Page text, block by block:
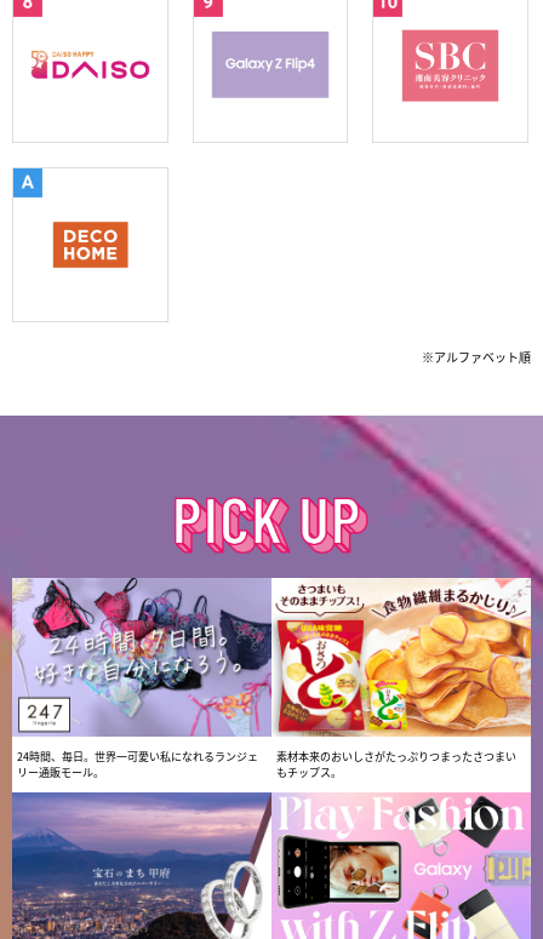
※アルファベット順
24時間、毎日。世界一可愛い私になれるランジェ
リー通販モール。
素材本来のおいしさがたっぷりつまったさつまい
もチップス。